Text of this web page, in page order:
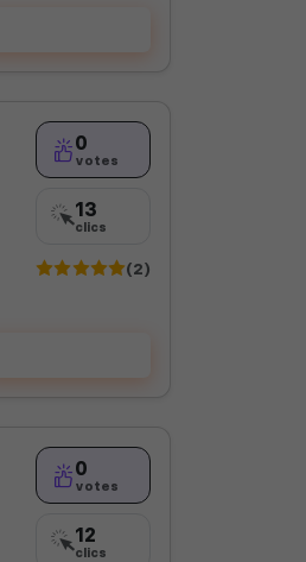
0
votes
13
clics
(2)
0
votes
12
clics